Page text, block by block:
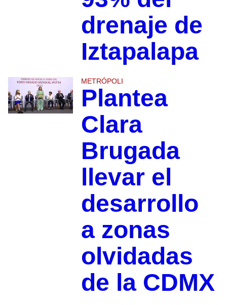
drenaje de
Iztapalapa
METRÓPOLI
Plantea
Clara
Brugada
llevar el
desarrollo
a zonas
olvidadas
de la CDMX